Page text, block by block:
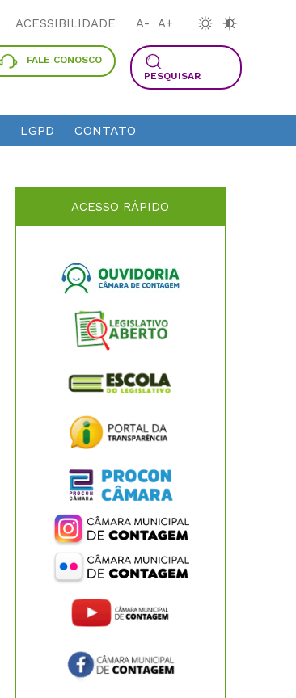
ACESSIBILIDADE A- A+
FALE CONOSCO
PESQUISAR
LGPD CONTATO
ACESSO RÁPIDO